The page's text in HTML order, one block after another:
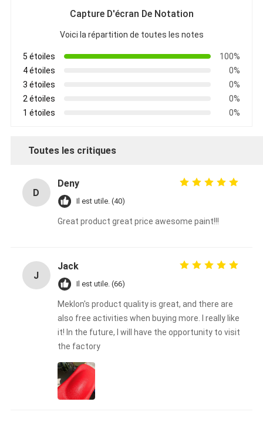
Capture D'écran De Notation
Voici la répartition de toutes les notes
5 étoiles
100%
4 étoiles
0%
3 étoiles
0%
2 étoiles
0%
1 étoiles
0%
Toutes les critiques
D
Deny
Il est utile. (40)
Great product great price awesome paint!!!
J
Jack
Il est utile. (66)
Meklon's product quality is great, and there are
also free activities when buying more. I really like
it! In the future, I will have the opportunity to visit
the factory